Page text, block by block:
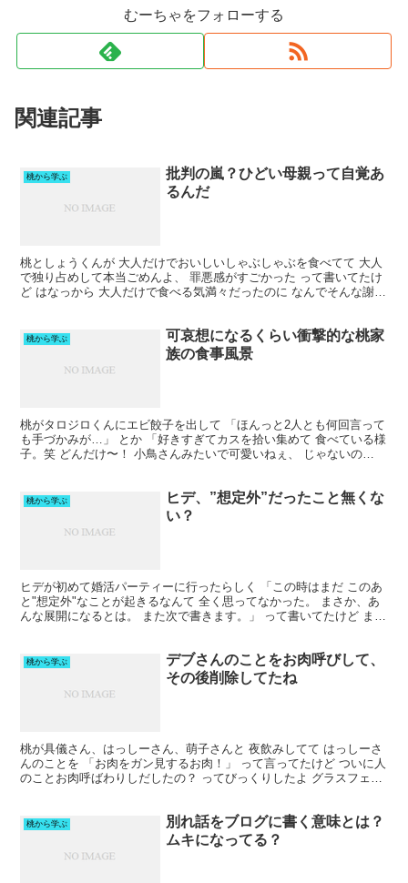
むーちゃをフォローする
関連記事
桃から学ぶ
批判の嵐？ひどい母親って自覚あ
るんだ
桃としょうくんが 大人だけでおいしいしゃぶしゃぶを食べてて 大人
で独り占めして本当ごめんよ、 罪悪感がすごかった って書いてたけ
ど はなっから 大人だけで食べる気満々だったのに なんでそんな謝っ
桃から学ぶ
可哀想になるくらい衝撃的な桃家
族の食事風景
桃がタロジロくんにエビ餃子を出して 「ほんっと2人とも何回言って
も手づかみが…」 とか 「好きすぎてカスを拾い集めて 食べている様
子。笑 どんだけ〜！ 小鳥さんみたいで可愛いねぇ、 じゃないの
桃から学ぶ
ヒデ、”想定外”だったこと無くな
い？
ヒデが初めて婚活パーティーに行ったらしく 「この時はまだ このあ
と"想定外"なことが起きるなんて 全く思ってなかった。 まさか、あ
んな展開になるとは。 また次で書きます。」 って書いてたけど まだ
桃から学ぶ
デブさんのことをお肉呼びして、
その後削除してたね
桃が具儀さん、はっしーさん、萌子さんと 夜飲みしてて はっしーさ
んのことを 「お肉をガン見するお肉！」 って言ってたけど ついに人
のことお肉呼ばわりしだしたの？ ってびっくりしたよ グラスフェッ
桃から学ぶ
別れ話をブログに書く意味とは？
ムキになってる？